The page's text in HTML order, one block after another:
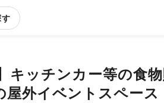
キッチンカー等の食
外イベントスペース